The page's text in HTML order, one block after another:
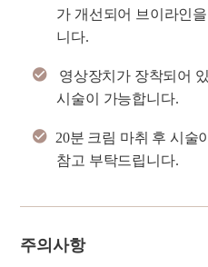
가 개선되어 브이라인
니다.
영상장치가 장착되어
시술이 가능합니다.
20분 크림 마취 후 시술
참고 부탁드립니다.
주의사항